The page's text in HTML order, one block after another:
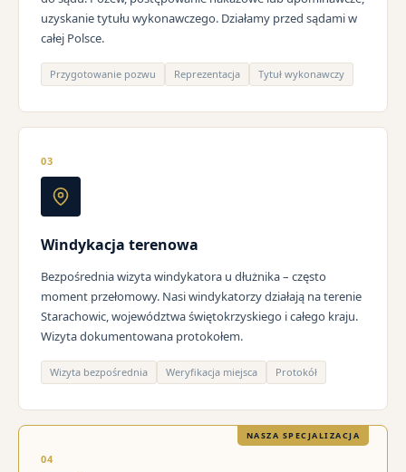
uzyskanie tytułu wykonawczego. Działamy przed sądami w
całej Polsce.
Przygotowanie pozwu Reprezentacja Tytuł wykonawczy
03
Windykacja terenowa
Bezpośrednia wizyta windykatora u dłużnika – często
moment przełomowy. Nasi windykatorzy działają na terenie
Starachowic, województwa świętokrzyskiego i całego kraju.
Wizyta dokumentowana protokołem.
Wizyta bezpośrednia Weryfikacja miejsca Protokół
NASZA SPECJALIZACJA
04